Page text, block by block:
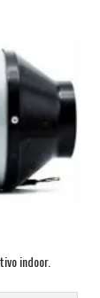
indoor.